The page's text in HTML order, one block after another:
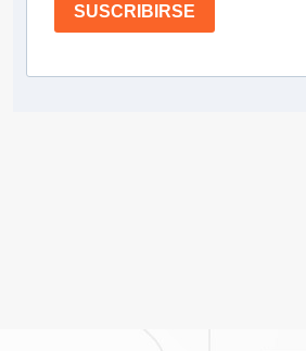
SUSCRIBIRSE